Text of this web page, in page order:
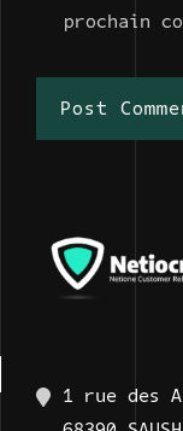
prochain
Post
1 rue des